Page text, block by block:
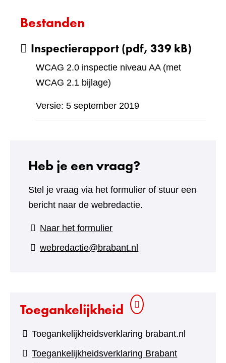
Bestanden
Inspectierapport(pdf, 339 kB)
WCAG 2.0 inspectie niveau AA (met
WCAG 2.1 bijlage)
Versie: 5 september 2019
Heb je een vraag?
Stel je vraag via het formulier of stuur een
bericht naar de webredactie.
Naar het formulier(verwijst
naar
webredactie@brabant.nl
Toegankelijkheid
Toegankelijkheidsverklaring brabant.nl
Toegankelijkheidsverklaring Brabant